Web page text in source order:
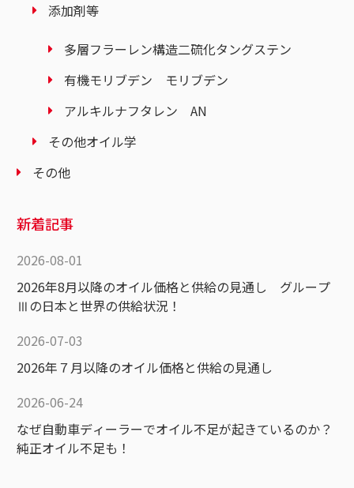
添加剤等
多層フラーレン構造二硫化タングステン
有機モリブデン モリブデン
アルキルナフタレン AN
その他オイル学
その他
新着記事
2026-08-01
2026年8月以降のオイル価格と供給の見通し グループ
Ⅲの日本と世界の供給状況！
2026-07-03
2026年７月以降のオイル価格と供給の見通し
2026-06-24
なぜ自動車ディーラーでオイル不足が起きているのか？
純正オイル不足も！